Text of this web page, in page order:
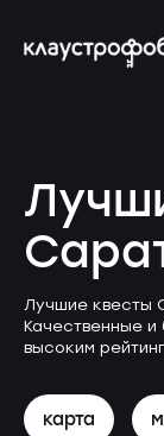
Лучшие квесты
Качественные
высоким
карта